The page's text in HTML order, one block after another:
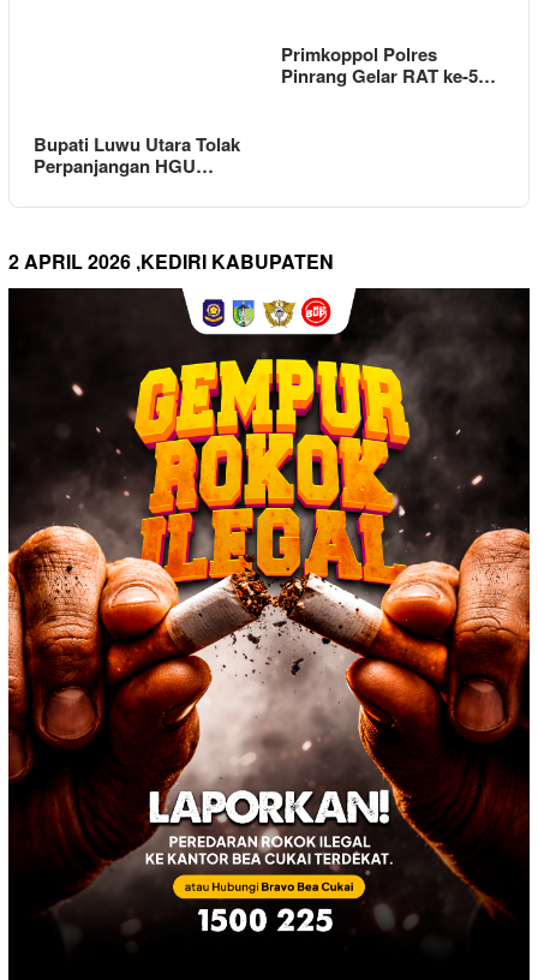
Bupati Luwu Utara Tolak
Perpanjangan HGU…
Primkoppol Polres
Pinrang Gelar RAT ke-5…
2 APRIL 2026 ,KEDIRI KABUPATEN